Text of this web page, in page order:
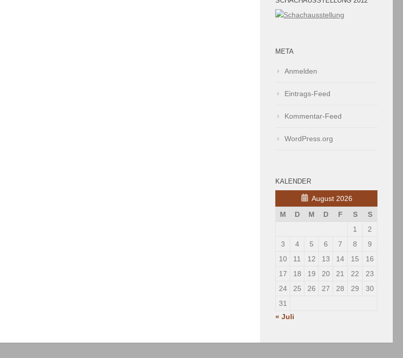
META
Anmelden
Eintrags-Feed
Kommentar-Feed
WordPress.org
KALENDER
August 2026
M
D M D F S
S
1
2
3
4 5 6 7 8
9
10
11 12 13 14 15
16
17
18 19 20 21 22
23
24
25 26 27 28 29
30
31
« Juli